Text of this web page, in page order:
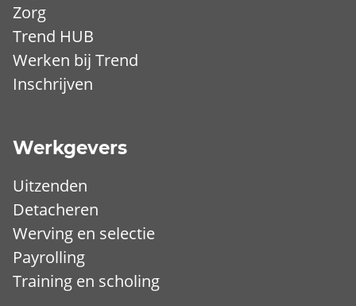
Zorg
Trend HUB
Werken bij Trend
Inschrijven
Werkgevers
Uitzenden
Detacheren
Werving en selectie
Payrolling
Training en scholing